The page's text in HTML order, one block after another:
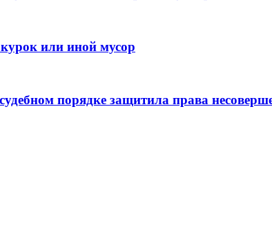
или иной мусор
порядке защитила права